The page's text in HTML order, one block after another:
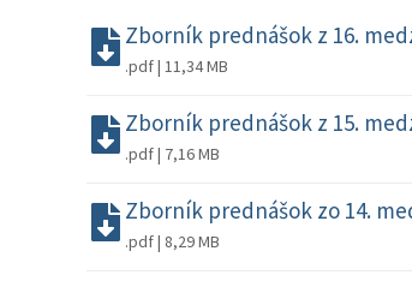
Zborník prednášok z 16.
.pdf | 11,34 MB
Zborník prednášok z 15.
.pdf | 7,16 MB
Zborník prednášok zo 14.
.pdf | 8,29 MB